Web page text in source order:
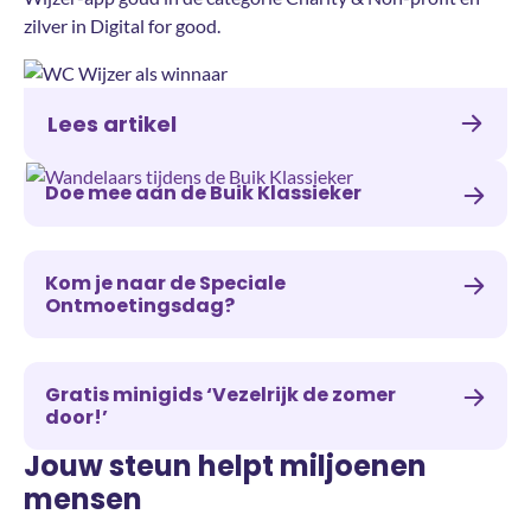
zilver in Digital for good.
Lees artikel
Doe mee aan de Buik Klassieker
Kom je naar de Speciale
Ontmoetingsdag?
Gratis minigids ‘Vezelrijk de zomer
door!’
Jouw steun helpt miljoenen
mensen